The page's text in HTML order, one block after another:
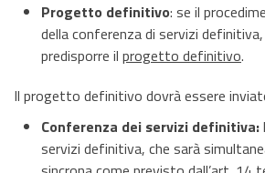
Progetto definitivo: se il
della conferenza di servizi
predisporre il progetto definitivo.
Il progetto definitivo dovrà essere
Conferenza dei servizi definitiva:
servizi definitiva, che sarà